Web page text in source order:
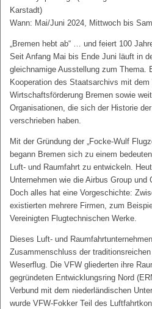
Karstadt)
Wann: Mai/Juni 2024, Mittwoch bis
„Bremen hebt ab“ … und feiert 100
Seit Anfang Mai bis Ende Juni läuft in
gleichnamige Ausstellung zum Thema.
Kooperation des Staatsarchivs mit dem
Wirtschaftsförderung Bremen sowie
Organisationen, die sich der Historie
verschrieben haben.
Mit der Gründung der „Focke-Wulf
begann Bremen sich zu einem
Luft- und Raumfahrt zu entwickeln.
Unternehmen wie die Airbus Group
Doch alles hat eine Vorgeschichte:
existierten mehrere Firmen, zum
Vereinigten Flugtechnischen Werke.
Dieses Luft- und
Zusammenschluss der
Weserflug. Die VFW gliederten ihre
gegründeten Entwicklungsring Nord
Verbund mit dem niederländischen
wurde VFW-Fokker Teil des